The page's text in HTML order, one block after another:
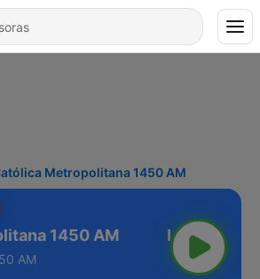
Metropolitana 1450 AM
1450 AM
AM